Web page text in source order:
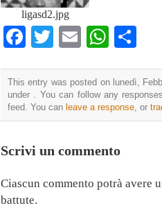
ligasd2.jpg
Facebook
TwitterEmail
This entry was posted on lunedì,
under . You can follow any
feed. You can leave a response, or
Scrivi un commento
Ciascun commento potrà avere
battute.